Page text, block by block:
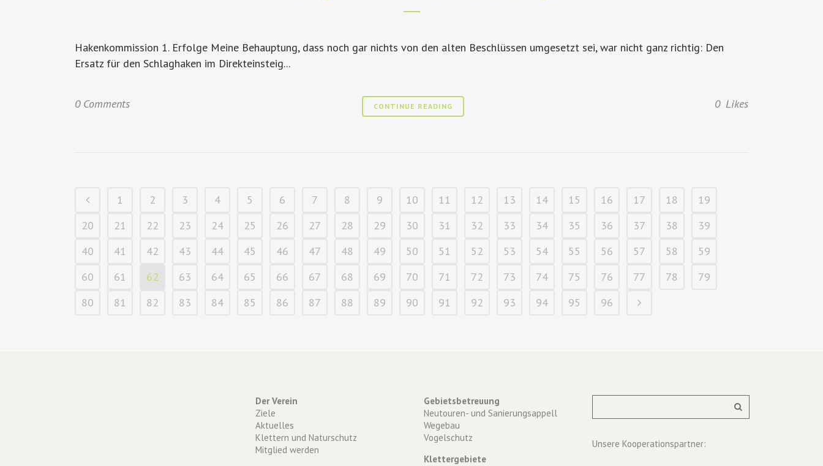
Hakenkommission 1. Erfolge Meine Behauptung, dass noch gar nichts von den alten Beschlüssen umgesetzt sei, war nicht ganz richtig: Den
Ersatz für den Schlaghaken im Direkteinsteig...
0 Comments CONTINUE READING 0 Likes
1 2 3 4 5 6 7 8 9 10 11 12 13 14 15 16 17 18
19
20
21 22 23 24 25 26 27 28 29 30 31 32 33 34 35 36 37 38
39
40
41 42 43 44 45 46 47 48 49 50 51 52 53 54 55 56 57 58
59
60
61 62 63 64 65 66 67 68 69 70 71 72 73 74 75 76 77 78
79
80
81 82 83 84 85 86 87 88 89 90 91 92 93 94 95 96
Der Verein
Ziele
Aktuelles
Klettern und Naturschutz
Mitglied werden
Gebietsbetreuung
Neutouren- und Sanierungsappell
Wegebau
Vogelschutz
Klettergebiete
Unsere Kooperationspartner: